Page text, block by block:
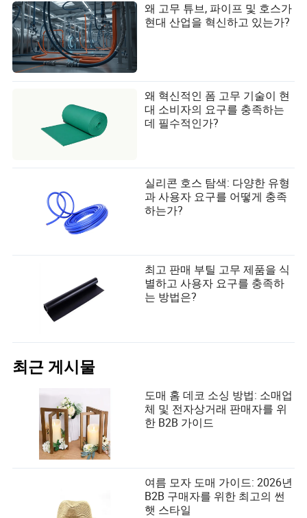
왜 고무 튜브, 파이프 및 호스가
현대 산업을 혁신하고 있는가?
왜 혁신적인 폼 고무 기술이 현
대 소비자의 요구를 충족하는
데 필수적인가?
실리콘 호스 탐색: 다양한 유형
과 사용자 요구를 어떻게 충족
하는가?
최고 판매 부틸 고무 제품을 식
별하고 사용자 요구를 충족하
는 방법은?
최근 게시물
도매 홈 데코 소싱 방법: 소매업
체 및 전자상거래 판매자를 위
한 B2B 가이드
여름 모자 도매 가이드: 2026년
B2B 구매자를 위한 최고의 썬
햇 스타일